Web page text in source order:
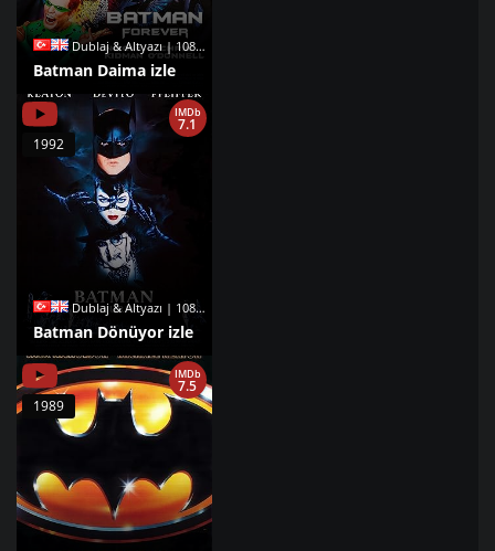
Dublaj & Altyazı | 1080p |
Batman Daima izle
Dublaj & Altyazı | 1080p |
Batman Dönüyor izle
IMDb
7.1
1992
IMDb
7.5
1989